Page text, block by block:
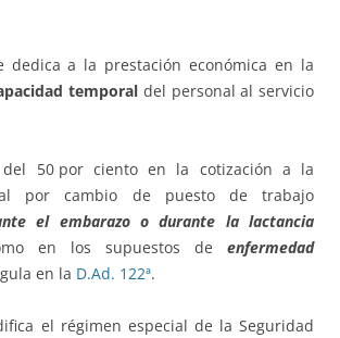
dedica a la prestación económica en la
temporal del personal al servicio
del 50 por ciento en la cotización a la
por cambio de puesto de trabajo
el embarazo o durante la lactancia
en los supuestos de enfermedad
en la D.Ad. 122ª.
el régimen especial de la Seguridad